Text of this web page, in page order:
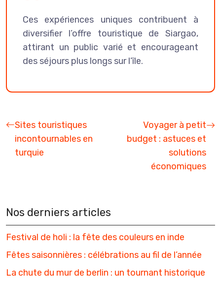
Ces expériences uniques contribuent à
diversifier l’offre touristique de Siargao,
attirant un public varié et encourageant
des séjours plus longs sur l’île.
Sites touristiques
incontournables en
turquie
Voyager à petit
budget : astuces et
solutions
économiques
Nos derniers articles
Festival de holi : la fête des couleurs en inde
Fêtes saisonnières : célébrations au fil de l’année
La chute du mur de berlin : un tournant historique